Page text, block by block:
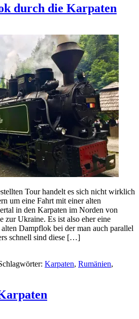
durch die Karpaten
Tour handelt es sich nicht wirklich
um eine Fahrt mit einer alten
in den Karpaten im Norden von
zur Ukraine. Es ist also eher eine
Dampflok bei der man auch parallel
schnell sind diese […]
Karpaten, Rumänien,